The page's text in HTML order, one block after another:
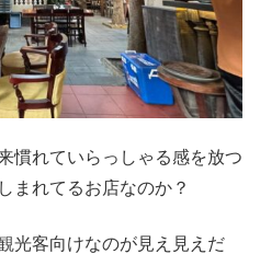
慣れていらっしゃる感を放つ
まれてるお店なのか？
光客向けなのが見え見えだ